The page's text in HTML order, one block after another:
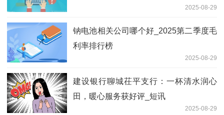
2025-08-29
钠电池相关公司哪个好_2025第二季度毛
利率排行榜
2025-08-29
建设银行聊城茌平支行：一杯清水润心
田，暖心服务获好评_短讯
2025-08-29